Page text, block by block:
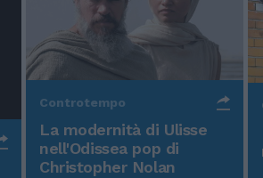
Controtempo
La modernità di Ulisse
nell'Odissea pop di
Christopher Nolan